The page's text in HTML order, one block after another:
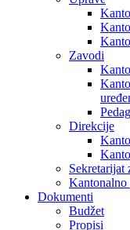
Zavodi
Direkcije
Sekretarijat
Kantonalno
Dokumenti
Budžet
Propisi